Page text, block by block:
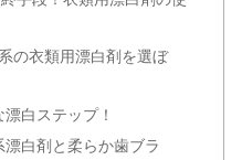
の衣類用漂白剤を選ぼ
白ステップ！
白剤と柔らか歯ブラ